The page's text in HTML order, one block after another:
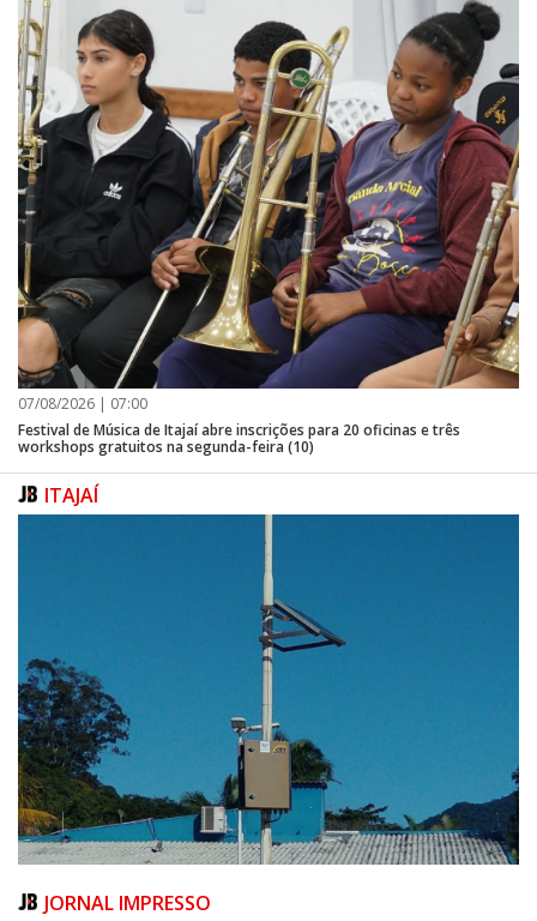
“Na era digital, é fundamental que o município acompanhe as tendências,
garantindo facilidade no acesso aos serviços públicos. Um site bem
estruturado e intuitivo é a porta de entrada da prefeitura para o
cidadão, esteja ele em qualquer lugar”, ressalta a prefeita Juliana Pavan.
Assim como acontece com o aplicativo BC Digital, o novo portal poderá
receber melhorias contínuas, com a inclusão de novos serviços e
funcionalidades. O feedback da população também deverá contribuir
para o aperfeiçoamento da plataforma e para a evolução constante das
ferramentas digitais do município.
“A intenção do novo site é melhorar o acesso à informação para os
moradores. Claro que vamos ouvir a população sobre o que ainda
precisa ser ajustado e aprimorado. Queremos oferecer um portal claro,
moderno, tecnológico e que facilite o acesso das pessoas ao que elas
precisam diretamente no site da prefeitura”, completa a prefeita.
07/08/2026 | 07:00
Festival de Música de Itajaí abre inscrições para 20 oficinas e três
workshops gratuitos na segunda-feira (10)
ITAJAÍ
JORNAL IMPRESSO